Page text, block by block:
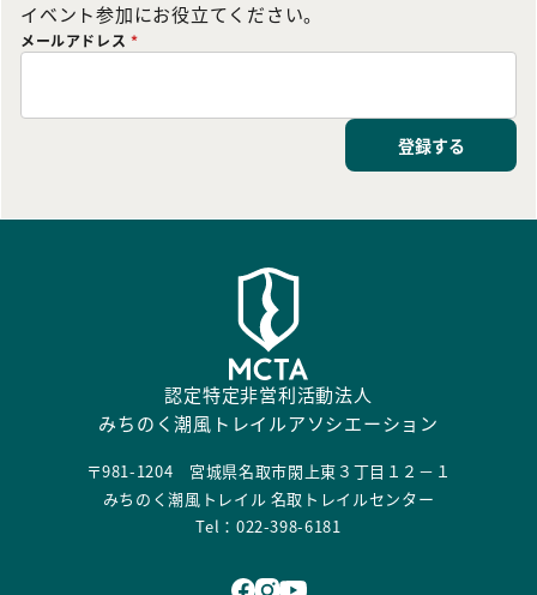
イベント参加にお役立てください。
メールアドレス *
登録する
認定特定非営利活動法人
みちのく潮風トレイルアソシエーション
〒981-1204 宮城県名取市閖上東３丁目１２－１
みちのく潮風トレイル 名取トレイルセンター
Tel：022-398-6181